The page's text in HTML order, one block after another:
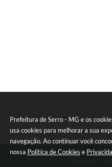
Prefeitura de Serro - MG e os
usa cookies para melhorar a sua
navegação. Ao continuar você
nossa Política de Cookies e